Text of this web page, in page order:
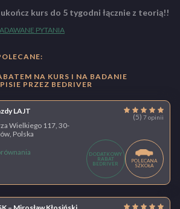
kurs do 5 tygodni łącznie z teorią!!
PYTANIA
NA KURS I NA BADANIE
PRZEZ BEDRIVER
LAJT
(5) 7 opinii
Wielkiego 117, 30-
Polska
DODATKOWY
RABAT
BEDRIVER
POLECANA
SZKOŁA